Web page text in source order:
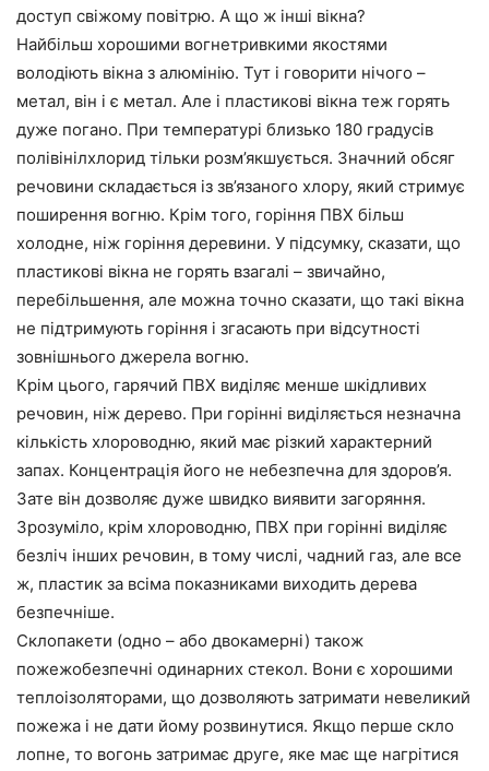
доступ свіжому повітрю. А що ж інші вікна?
Найбільш хорошими вогнетривкими якостями
володіють вікна з алюмінію. Тут і говорити нічого –
метал, він і є метал. Але і пластикові вікна теж горять
дуже погано. При температурі близько 180 градусів
полівінілхлорид тільки розм’якшується. Значний обсяг
речовини складається із зв’язаного хлору, який стримує
поширення вогню. Крім того, горіння ПВХ більш
холодне, ніж горіння деревини. У підсумку, сказати, що
пластикові вікна не горять взагалі – звичайно,
перебільшення, але можна точно сказати, що такі вікна
не підтримують горіння і згасають при відсутності
зовнішнього джерела вогню.
Крім цього, гарячий ПВХ виділяє менше шкідливих
речовин, ніж дерево. При горінні виділяється незначна
кількість хлороводню, який має різкий характерний
запах. Концентрація його не небезпечна для здоров’я.
Зате він дозволяє дуже швидко виявити загоряння.
Зрозуміло, крім хлороводню, ПВХ при горінні виділяє
безліч інших речовин, в тому числі, чадний газ, але все
ж, пластик за всіма показниками виходить дерева
безпечніше.
Склопакети (одно – або двокамерні) також
пожежобезпечні одинарних стекол. Вони є хорошими
теплоізоляторами, що дозволяють затримати невеликий
пожежа і не дати йому розвинутися. Якщо перше скло
лопне, то вогонь затримає друге, яке має ще нагрітися